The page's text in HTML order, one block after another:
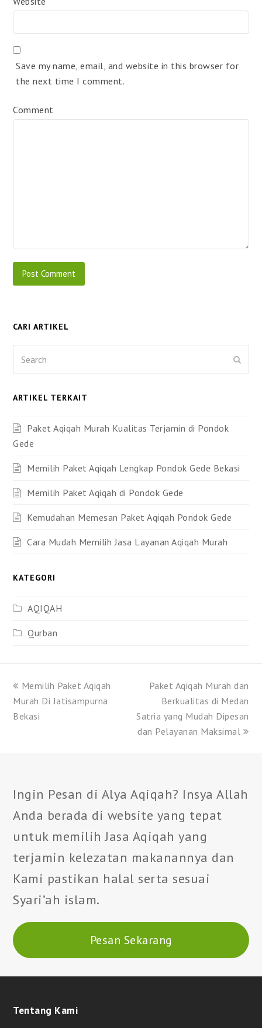
Save my name, email, and website in this browser for
the next time I comment.
Comment
CARI ARTIKEL
ARTIKEL TERKAIT
Paket Aqiqah Murah Kualitas Terjamin di Pondok
Gede
Memilih Paket Aqiqah Lengkap Pondok Gede Bekasi
Memilih Paket Aqiqah di Pondok Gede
Kemudahan Memesan Paket Aqiqah Pondok Gede
Cara Mudah Memilih Jasa Layanan Aqiqah Murah
KATEGORI
AQIQAH
Qurban
previous
post:
Memilih Paket Aqiqah
Murah Di Jatisampurna
Bekasi
next
post:
Paket Aqiqah Murah dan
Berkualitas di Medan
Satria yang Mudah Dipesan
dan Pelayanan Maksimal
Ingin Pesan di Alya Aqiqah? Insya Allah
Anda berada di website yang tepat
untuk memilih Jasa Aqiqah yang
terjamin kelezatan makanannya dan
Kami pastikan halal serta sesuai
Syari’ah islam.
Pesan Sekarang
Tentang Kami